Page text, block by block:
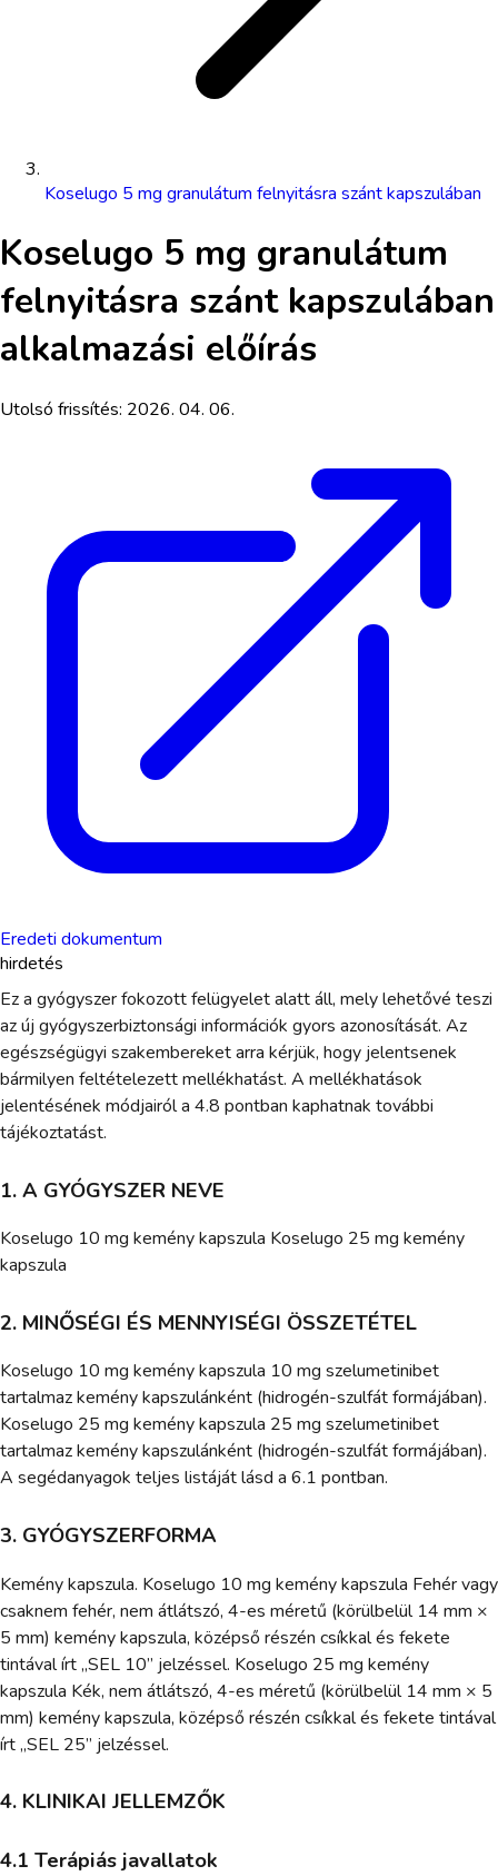
Koselugo 5 mg granulátum felnyitásra szánt kapszulában
Koselugo 5 mg granulátum
felnyitásra szánt kapszulában
alkalmazási előírás
Utolsó frissítés: 2026. 04. 06.
Eredeti dokumentum
hirdetés
Ez a gyógyszer fokozott felügyelet alatt áll, mely lehetővé teszi
az új gyógyszerbiztonsági információk gyors azonosítását. Az
egészségügyi szakembereket arra kérjük, hogy jelentsenek
bármilyen feltételezett mellékhatást. A mellékhatások
jelentésének módjairól a 4.8 pontban kaphatnak további
tájékoztatást.
1. A GYÓGYSZER NEVE
Koselugo 10 mg kemény kapszula Koselugo 25 mg kemény
kapszula
2. MINŐSÉGI ÉS MENNYISÉGI ÖSSZETÉTEL
Koselugo 10 mg kemény kapszula 10 mg szelumetinibet
tartalmaz kemény kapszulánként (hidrogén-szulfát formájában).
Koselugo 25 mg kemény kapszula 25 mg szelumetinibet
tartalmaz kemény kapszulánként (hidrogén-szulfát formájában).
A segédanyagok teljes listáját lásd a 6.1 pontban.
3. GYÓGYSZERFORMA
Kemény kapszula. Koselugo 10 mg kemény kapszula Fehér vagy
csaknem fehér, nem átlátszó, 4-es méretű (körülbelül 14 mm ×
5 mm) kemény kapszula, középső részén csíkkal és fekete
tintával írt „SEL 10” jelzéssel. Koselugo 25 mg kemény
kapszula Kék, nem átlátszó, 4-es méretű (körülbelül 14 mm × 5
mm) kemény kapszula, középső részén csíkkal és fekete tintával
írt „SEL 25” jelzéssel.
4. KLINIKAI JELLEMZŐK
4.1 Terápiás javallatok